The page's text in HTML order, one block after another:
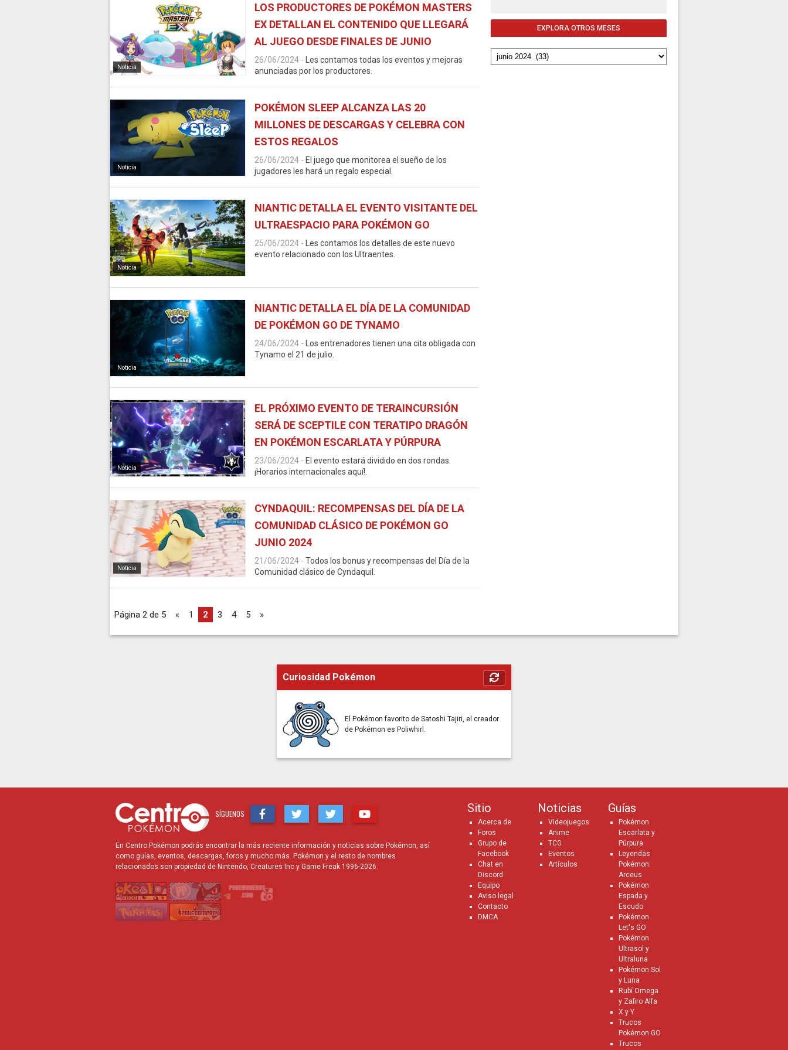
Noticia
LOS PRODUCTORES DE POKÉMON MASTERS
EX DETALLAN EL CONTENIDO QUE LLEGARÁ
AL JUEGO DESDE FINALES DE JUNIO
26/06/2024 -
Les contamos todas los eventos y mejoras
anunciadas por los productores.
Noticia
POKÉMON SLEEP ALCANZA LAS 20
MILLONES DE DESCARGAS Y CELEBRA CON
ESTOS REGALOS
26/06/2024 - El juego que monitorea el sueño de los
jugadores les hará un regalo especial.
Noticia
NIANTIC DETALLA EL EVENTO VISITANTE DEL
ULTRAESPACIO PARA POKÉMON GO
25/06/2024 -
Les contamos los detalles de este nuevo
evento relacionado con los Ultraentes.
Noticia
NIANTIC DETALLA EL DÍA DE LA COMUNIDAD
DE POKÉMON GO DE TYNAMO
24/06/2024 -
Los entrenadores tienen una cita obligada con
Tynamo el 21 de julio.
Noticia
EL PRÓXIMO EVENTO DE TERAINCURSIÓN
SERÁ DE SCEPTILE CON TERATIPO DRAGÓN
EN POKÉMON ESCARLATA Y PÚRPURA
23/06/2024 - El evento estará dividido en dos rondas.
¡Horarios internacionales aquí!.
Noticia
CYNDAQUIL: RECOMPENSAS DEL DÍA DE LA
COMUNIDAD CLÁSICO DE POKÉMON GO
JUNIO 2024
21/06/2024 - Todos los bonus y recompensas del Día de la
Comunidad clásico de Cyndaquil.
Página 2 de 5 « 1 2 3 4 5 »
EXPLORA OTROS MESES
Curiosidad Pokémon
El Pokémon favorito de Satoshi Tajiri, el creador
de Pokémon es Poliwhirl.
SÍGUENOS
En Centro Pokémon podrás encontrar la más reciente información y noticias sobre Pokémon, así
como guías, eventos, descargas, foros y mucho más. Pokémon y el resto de nombres
relacionados son propiedad de Nintendo, Creatures Inc y Game Freak 1996-2026.
Sitio
Acerca de
Foros
Grupo de
Facebook
Chat en
Discord
Equipo
Aviso legal
Contacto
DMCA
Noticias
Videojuegos
Anime
TCG
Eventos
Artículos
Guías
Pokémon
Escarlata y
Púrpura
Leyendas
Pokémon:
Arceus
Pokémon
Espada y
Escudo
Pokémon
Let's GO
Pokémon
Ultrasol y
Ultraluna
Pokémon Sol
y Luna
Rubí Omega
y Zafiro Alfa
X y Y
Trucos
Pokémon GO
Trucos